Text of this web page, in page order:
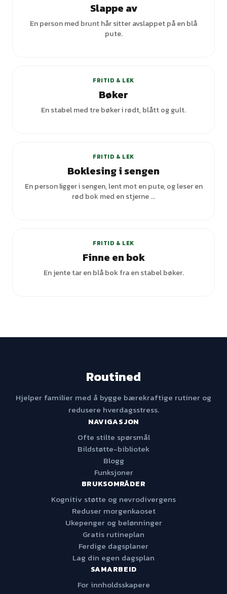
Slappe av
En person med brunt hår sitter avslappet på en blå
pute.
FRITID & LEK
Bøker
En stabel med tre bøker i rødt, blått og gult.
FRITID & LEK
Boklesing i sengen
En person ligger i sengen, lent mot en pute, og leser en
rød bok med en stjerne ...
FRITID & LEK
Finne en bok
En jente tar en blå bok fra en stabel bøker.
Routined
Hjelper familier med å bygge bærekraftige rutiner og
redusere hverdagsstress.
NAVIGASJON
Ofte stilte spørsmål
Bildstøtte-bibliotek
Blogg
Funksjoner
BRUKSOMRÅDER
Kognitiv støtte og nevrodivergens
Reduser morgenkaoset
Ukepenger og belønninger
Gratis rutineplan
Ferdige dagsplaner
Lag din egen dagsplan
SAMARBEID
For innholdsskapere